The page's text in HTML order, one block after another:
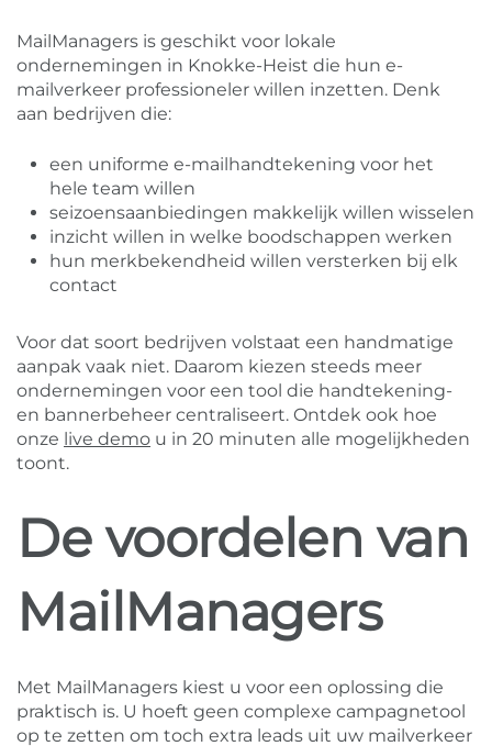
MailManagers is geschikt voor lokale
ondernemingen in Knokke-Heist die hun e-
mailverkeer professioneler willen inzetten. Denk
aan bedrijven die:
een uniforme e-mailhandtekening voor het
hele team willen
seizoensaanbiedingen makkelijk willen wisselen
inzicht willen in welke boodschappen werken
hun merkbekendheid willen versterken bij elk
contact
Voor dat soort bedrijven volstaat een handmatige
aanpak vaak niet. Daarom kiezen steeds meer
ondernemingen voor een tool die handtekening-
en bannerbeheer centraliseert. Ontdek ook hoe
onze live demo u in 20 minuten alle mogelijkheden
toont.
De voordelen van
MailManagers
Met MailManagers kiest u voor een oplossing die
praktisch is. U hoeft geen complexe campagnetool
op te zetten om toch extra leads uit uw mailverkeer